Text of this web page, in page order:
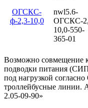
ОГСКС-
ф-2,3-10,0
nwl5.6-
ОГСКС-
10,0-550-
365-01
Возможно совмещение
подводки питания
под нагрузкой
троллейбусные линии.
2.05-09-90»